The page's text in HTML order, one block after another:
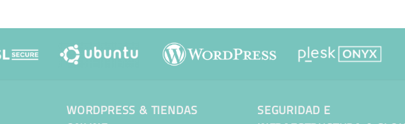
WORDPRESS & TIENDAS
SEGURIDAD E